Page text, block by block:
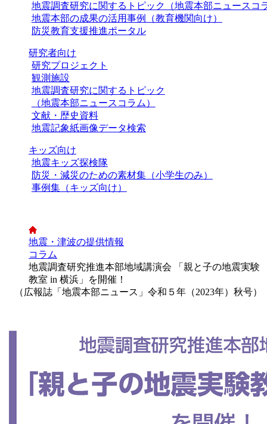
地震調査研究に関するトピック（地震本部ニュースコ
地震本部の成果の活用事例（教育機関向け）
防災教育支援推進ポータル
研究者向け
研究プロジェクト
観測施設
地震調査研究に関するトピック
（地震本部ニュースコラム）
文献・歴史資料
地震記象紙画像データ検索
キッズ向け
地震キッズ探検隊
防災・減災のための素材集（小学生のみ）
事例集（キッズ向け）
地震・津波の提供情報
コラム
地震調査研究推進本部地域講演会 「親と子の地震実験
教室 in 横浜」を開催！
（広報誌「地震本部ニュース」令和５年（2023年）秋号）